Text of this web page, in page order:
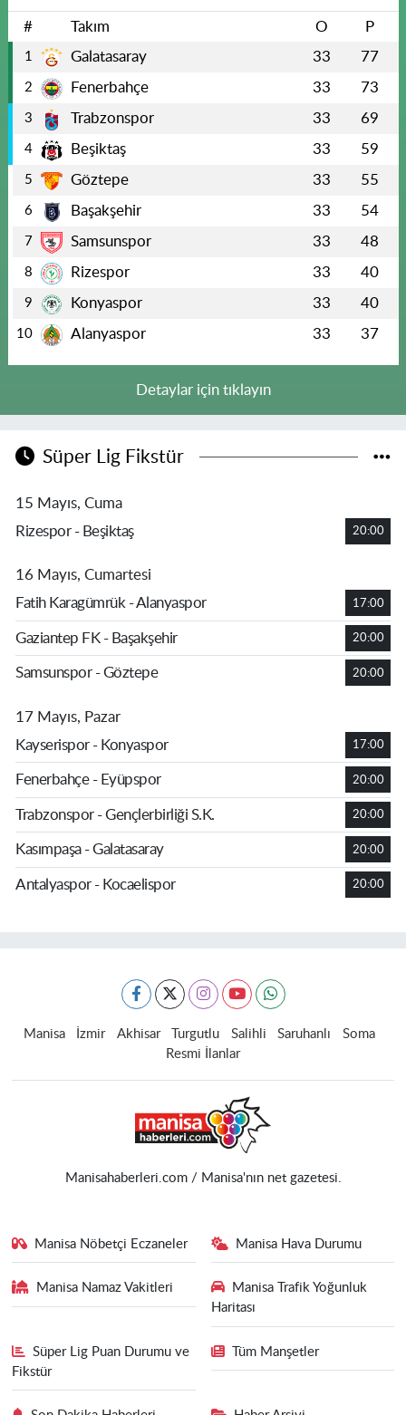
# Takım O P
1 Galatasaray 33 77
2 Fenerbahçe 33 73
3 Trabzonspor 33 69
4 Beşiktaş 33 59
5 Göztepe 33 55
6 Başakşehir 33 54
7 Samsunspor 33 48
8 Rizespor 33 40
9 Konyaspor 33 40
10 Alanyaspor 33 37
Detaylar için tıklayın
Süper Lig Fikstür
15 Mayıs, Cuma
Rizespor - Beşiktaş
20:00
16 Mayıs, Cumartesi
Fatih Karagümrük - Alanyaspor
17:00
Gaziantep FK - Başakşehir 20:00
Samsunspor - Göztepe 20:00
17 Mayıs, Pazar
Kayserispor - Konyaspor
17:00
Fenerbahçe - Eyüpspor 20:00
Trabzonspor - Gençlerbirliği S.K. 20:00
Kasımpaşa - Galatasaray 20:00
Antalyaspor - Kocaelispor 20:00
Manisa İzmir Akhisar Turgutlu Salihli Saruhanlı
Soma
Resmi İlanlar
Manisahaberleri.com / Manisa'nın net gazetesi.
Manisa Nöbetçi Eczaneler Manisa Hava Durumu
Manisa Namaz Vakitleri
Manisa Trafik Yoğunluk
Haritası
Süper Lig Puan Durumu ve
Fikstür
Tüm Manşetler